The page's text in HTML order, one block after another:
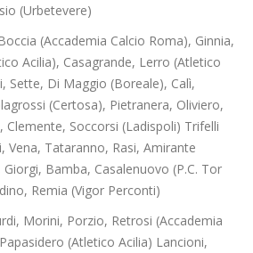
(Urbetevere)
(Accademia Calcio Roma), Ginnia,
Acilia), Casagrande, Lerro (Atletico
Sette, Di Maggio (Boreale), Calì,
(Certosa), Pietranera, Oliviero,
Clemente, Soccorsi (Ladispoli) Trifelli
Vena, Tataranno, Rasi, Amirante
Bamba, Casalenuovo (P.C. Tor
Remia (Vigor Perconti)
Morini, Porzio, Retrosi (Accademia
(Atletico Acilia) Lancioni,